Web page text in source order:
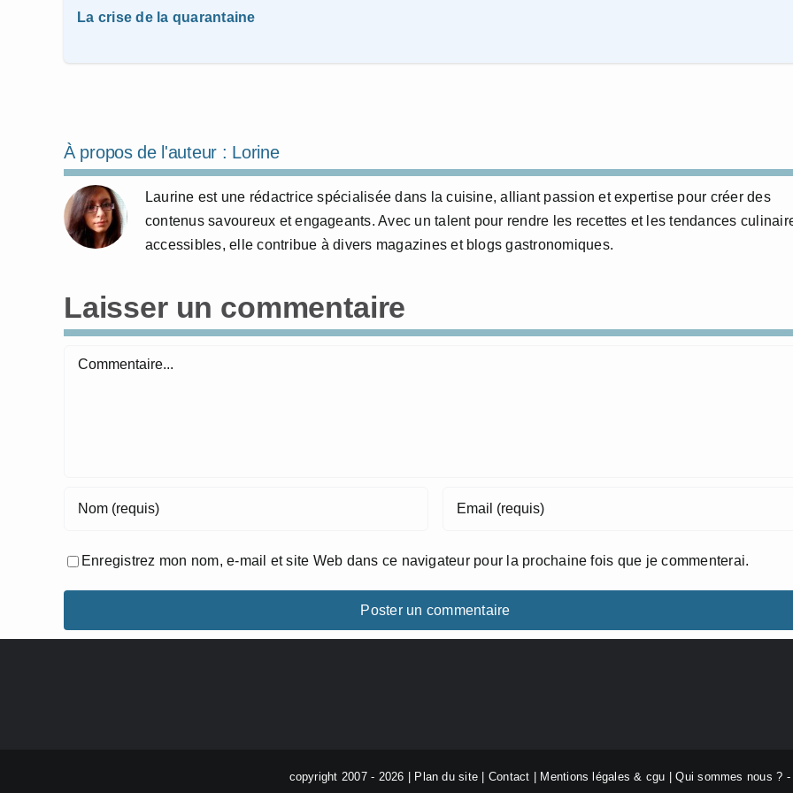
La crise de la quarantaine
À propos de l'auteur : Lorine
Laurine est une rédactrice spécialisée dans la cuisine, alliant passion et expertise pour créer des
contenus savoureux et engageants. Avec un talent pour rendre les recettes et les tendances
accessibles, elle contribue à divers magazines et blogs gastronomiques.
Laisser un commentaire
Commentaire
Enregistrez mon nom, e-mail et site Web dans ce navigateur pour la prochaine fois que je commenterai.
copyright 2007 - 2026 | Plan du site Contact Mentions légales & cgu |Qui sommes nous ?